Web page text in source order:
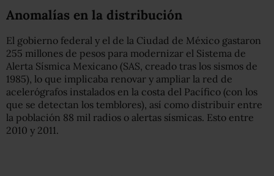
Anomalías en la distribución
El gobierno federal y el de la Ciudad de México gastaron
255 millones de pesos para modernizar el Sistema de
Alerta Sísmica Mexicano (SAS, creado tras los sismos de
1985), lo que implicaba renovar y ampliar la red de
acelerógrafos instalados en la costa del Pacífico (con los
que se detectan los temblores), así como distribuir entre
la población 88 mil radios o alertas sísmicas. Esto entre
2010 y 2011.